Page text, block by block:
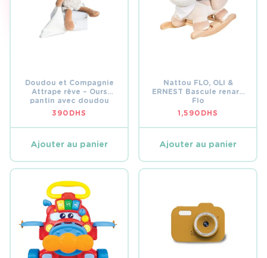
Doudou et Compagnie
Attrape rêve – Ours
pantin avec doudou
390 DHS
Ajouter au panier
Nattou FLO, OLI &
ERNEST Bascule renard
Flo
1,590 DHS
Ajouter au panier